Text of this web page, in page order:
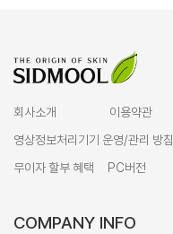
회사소개 이용약관
영상정보처리기기 운영/관리 방침
무이자 할부 혜택
PC버전
COMPANY INFO